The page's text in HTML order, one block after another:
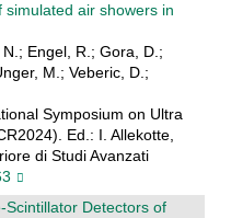
air showers in
Engel, R.; Gora, D.;
M.; Veberic, D.;
Symposium on Ultra
Ed.: I. Allekotte,
di Studi Avanzati
Detectors of